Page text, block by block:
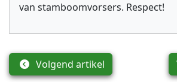
van stamboomvorsers. Respect!
Volgend artikel